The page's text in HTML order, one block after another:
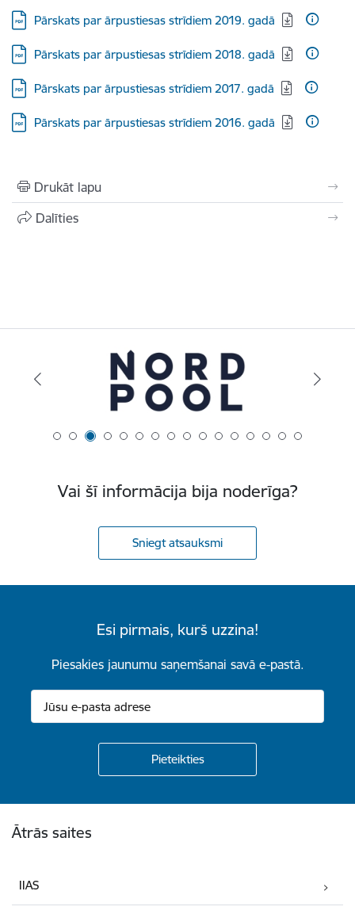
Lejupielādēt:
Pārskats par ārpustiesas strīdiem 2019. gadā
Lejupielādēt:
Pārskats par ārpustiesas strīdiem 2018. gadā
Lejupielādēt:
Pārskats par ārpustiesas strīdiem 2017. gadā
Lejupielādēt:
Pārskats par ārpustiesas strīdiem 2016. gadā
Drukāt lapu
Dalīties
Vai šī informācija bija noderīga?
Sniegt atsauksmi
Esi pirmais, kurš uzzina!
Piesakies jaunumu saņemšanai savā e-pastā.
Ātrās saites
IIAS